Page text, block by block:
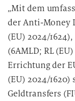
„Mit dem
der Anti-Money
(EU) 2024/
(6AMLD; RL
Errichtung der
(EU) 2024/
Geldtransfers